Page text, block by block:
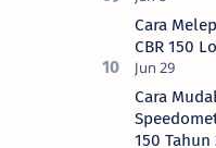
Cara
CBR 150
Cara
150 Tahun